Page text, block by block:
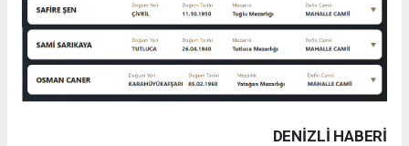
DENIZLI HABERİ